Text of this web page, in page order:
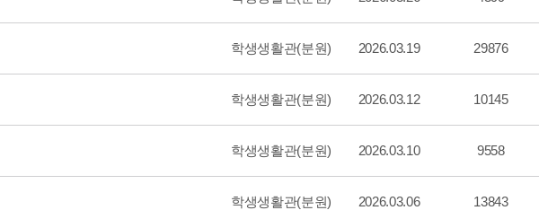
학생생활관(분원) 2026.03.19 29876
학생생활관(분원) 2026.03.12 10145
학생생활관(분원) 2026.03.10 9558
학생생활관(분원) 2026.03.06 13843